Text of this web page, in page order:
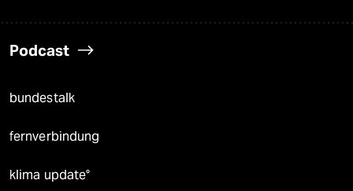
Podcast
bundestalk
fernverbindung
klima update°